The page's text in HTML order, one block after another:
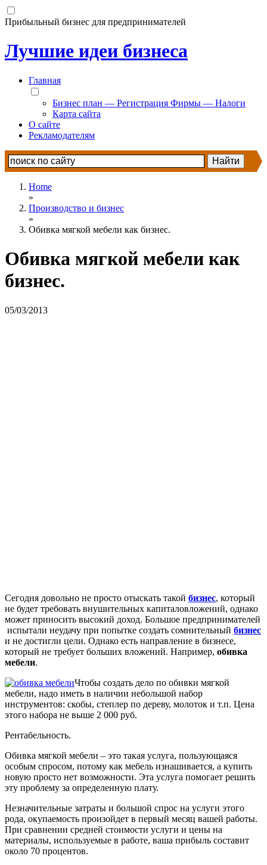
Прибыльный бизнес для предпринимателей
Лучшие идеи бизнеса
Главная
Бизнес план — Регистрация Фирмы — Налоги
Карта сайта
О сайте
Рекламодателям
Home
»
Производство и бизнес
»
Обивка мягкой мебели как бизнес.
Обивка мягкой мебели как
бизнес.
05/03/2013
Сегодня довольно не просто отыскать такой бизнес, который
не будет требовать внушительных капиталовложений, однако
может приносить высокий доход. Большое предпринимателей
испытали неудачу при попытке создать сомнительный бизнес
и не достигли цели. Однако есть направление в бизнесе,
который не требует больших вложений. Например, обивка
мебели.
Чтобы создать дело по обивки мягкой
мебели, надо иметь в наличии небольшой набор
инструментов: скобы, степлер по дереву, молоток и т.п. Цена
этого набора не выше 2 000 руб.
Рентабельность.
Обивка мягкой мебели – это такая услуга, пользующаяся
особым спросом, потому как мебель изнашивается, а купить
новую просто нет возможности. Эта услуга помогает решить
эту проблему за определенную плату.
Незначительные затраты и большой спрос на услуги этого
рода, окупаемость произойдет в первый месяц вашей работы.
При сравнении средней стоимости услуги и цены на
материалы, используемые в работе, ваша прибыль составит
около 70 процентов.